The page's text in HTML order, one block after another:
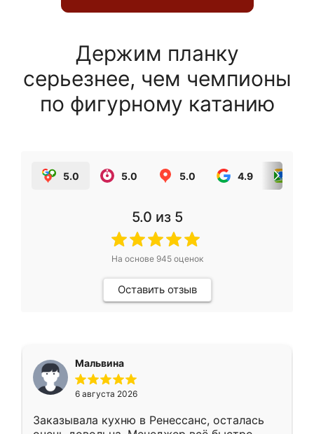
Держим планку
серьезнее, чем чемпионы
по фигурному катанию
5.0 5.0 5.0 4.9
5.0 из 5
На основе 945оценок
Оставить отзыв
Мальвина
6 августа 2026
Заказывала кухню в Ренессанс, осталась